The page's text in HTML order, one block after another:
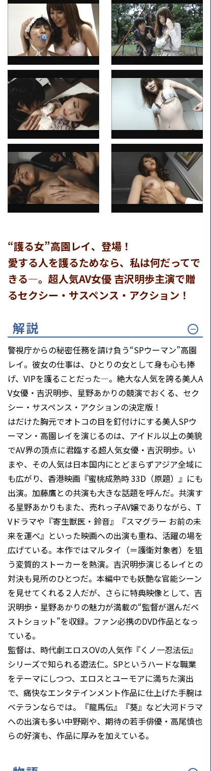
“護る女”高園レイ、登場！
愛する人を護るためなら、私は何だってで
きる―。超人気AV女優 吉沢明歩主演で贈
るセクシー・サスペンス・アクション！
解説
警視庁からの秘密任務を請け負う“SPウーマン”高園
レイ。彼女の仕事は、ひとりの女として身も心も捧
げ、VIPを護ることだった―。絶大な人気を誇る美人A
V女優・吉沢明歩、星野あかりの競演でおくる、セク
シー・サスペンス・アクションの決定版！
はだけた胸元でオトコの目を釘付けにする美人SPウ
ーマン・高園レイを演じるのは、アイドル以上の美貌
でAV界の頂点に君臨する超人気女優・吉沢明歩。い
まや、その人気は日本国内にとどまらずアジア全域に
も広がり、香港映画『蜜桃成熟時 33D（原題）』にも
出演。加藤鷹との共演も大きな話題を呼んだ。共演す
る星野あかりもまた、売れっ子AV嬢でありながら、T
Vドラマや『寄生獣医・鈴音』『スマグラー お前の未
来を運べ』といった映画への出演も重ね、活躍の場を
広げている。本作ではマルタイ（＝護衛対象者）を狙
う変質的ストーカーを熱演。吉沢明歩演じるレイとの
対決も見所のひとつだ。本編中でも妖艶な官能シーン
を見せてくれる２人だが、さらに特典映像として、吉
沢明歩・星野あかりの魅力が満載の“監督が選んだベ
ストショット”を収録。ファン必携のDVD作品となっ
ている。
監督は、時代劇エロスOVの人気作『くノ一忍法伝』
シリーズで知られる遊法仁。SPというハードな職業
をテーマにしつつ、エロスとユーモアに満ちた演出
で、痛快なエンタテインメント作品に仕上げた手腕は
ベテランならでは。『龍馬伝』『葵』など大河ドラマ
への出演も多い中野剛や、期待の若手俳優・高尾慎也
らの好演も、作品に厚みを加えている。